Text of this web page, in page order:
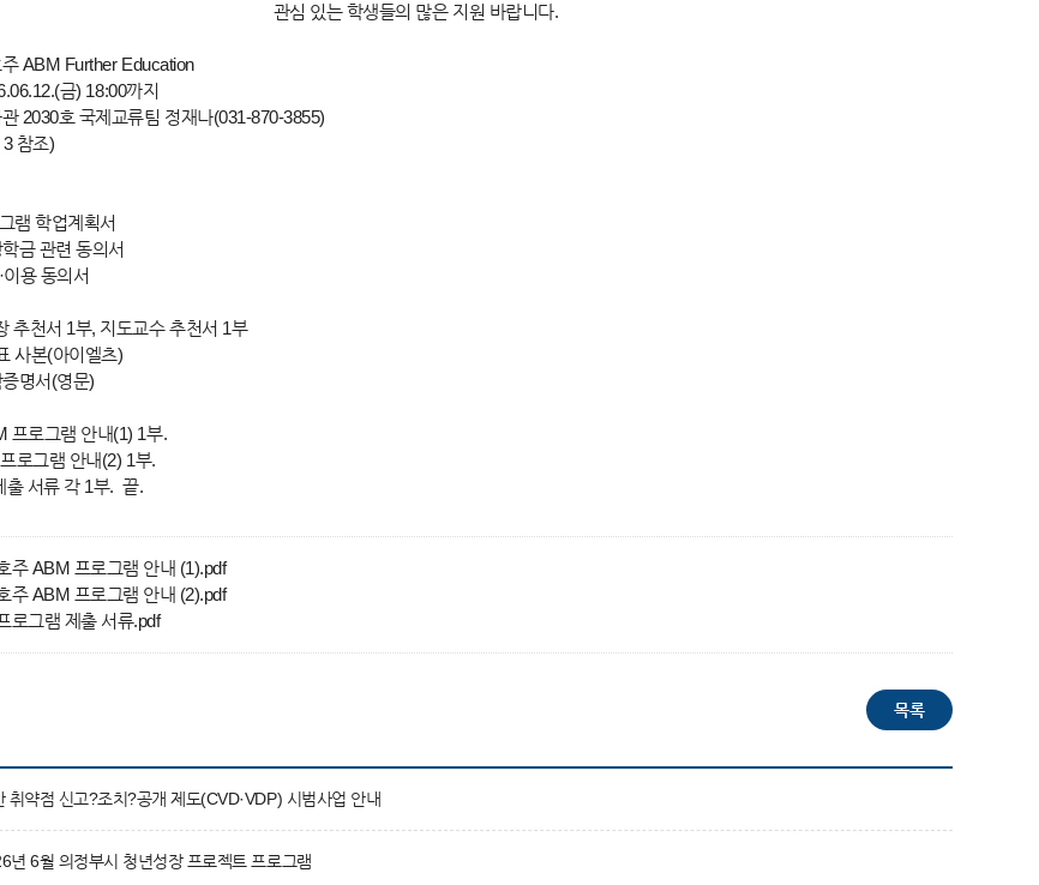
관심 있는 학생들의 많은 지원 바랍니다.
ABM Further Education
금) 18:00까지
2030호 국제교류팀 정재나(031-870-3855)
참조)
램 학업계획서
금 관련 동의서
용 동의서
추천서 1부, 지도교수 추천서 1부
사본(아이엘츠)
명서(영문)
프로그램 안내(1) 1부.
로그램 안내(2) 1부.
서류 각 1부. 끝.
주 ABM 프로그램 안내 (1).pdf
주 ABM 프로그램 안내 (2).pdf
로그램 제출 서류.pdf
취약점 신고?조치?공개 제도(CVD·VDP) 시범사업 안내
년 6월 의정부시 청년성장 프로젝트 프로그램